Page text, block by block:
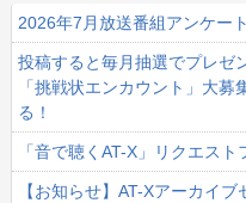
2026年7月放送番組アンケート
投稿すると毎月抽選でプレゼ
「挑戦状エンカウント」大
る！
「音で聴くAT-X」リクエスト
【お知らせ】AT-Xアーカイ